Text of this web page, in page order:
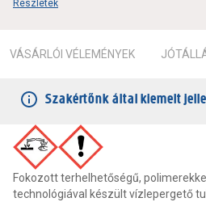
Részletek
VÁSÁRLÓI VÉLEMÉNYEK
Szakértőnk által kiemelt
Fokozott terhelhetőségű,
technológiával készült vízlepergető